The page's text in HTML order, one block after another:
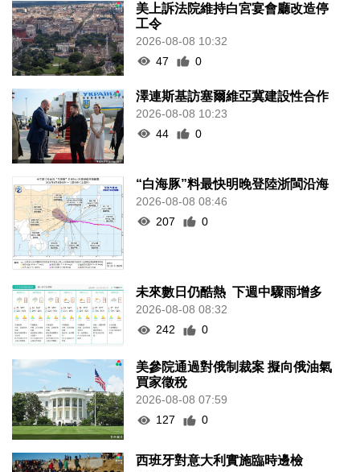
美上訴法院維持白宮宴會廳改造停
工令
2026-08-08 10:32
47
0
澤連斯基訪塞爾維亞冀建設性合作
2026-08-08 10:23
44
0
“白海豚”料最快明晚登陸浙閩沿海
2026-08-08 08:46
207
0
未來數日仍酷熱 下週中驟雨增多
2026-08-08 08:32
242
0
美參院通過對俄制裁案 擬向俄油氣
買家徵稅
2026-08-08 07:59
127
0
西班牙對意大利實施臨時邊檢